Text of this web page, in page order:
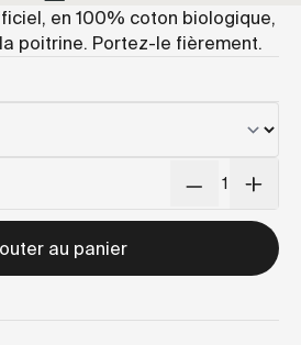
en 100% coton biologique,
poitrine. Portez-le fièrement.
au panier